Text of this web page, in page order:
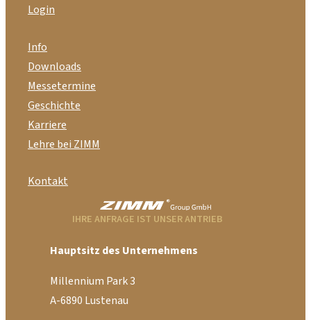
Login
Info
Downloads
Messetermine
Geschichte
Karriere
Lehre bei ZIMM
Kontakt
IHRE ANFRAGE IST UNSER ANTRIEB
Hauptsitz des Unternehmens
Millennium Park 3
A-6890 Lustenau